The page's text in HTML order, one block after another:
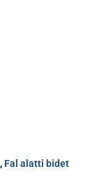
,Fal alatti bidet